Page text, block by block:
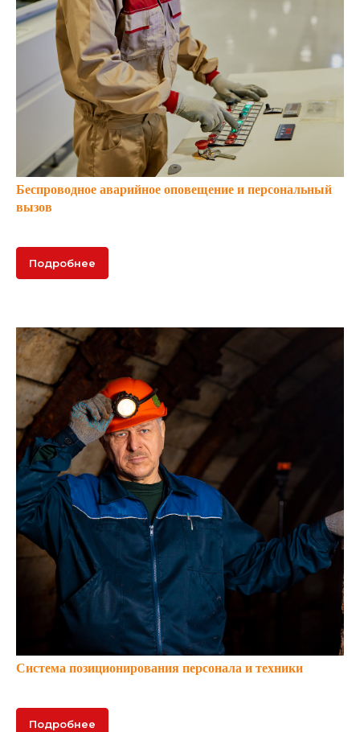
Беспроводное аварийное оповещение и персональный
вызов
Подробнее
Система позиционирования персонала и техники
Подробнее